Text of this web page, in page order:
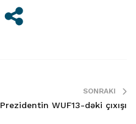
SONRAKI
Prezidentin WUF13-dəki çıxışı